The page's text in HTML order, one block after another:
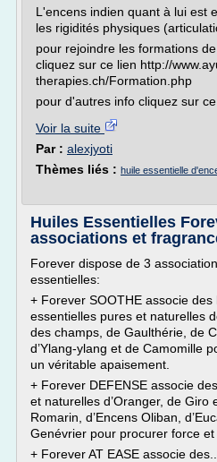
L'encens indien quant à lui est
les rigidités physiques
pour rejoindre les formations
cliquez sur ce lien http://
therapies.ch/Formation.php
pour d'autres info cliquez sur ce
Voir la suite
Par : alexjyoti
Thèmes liés : huile essentielle
Huiles Essentielles
associations et
Forever dispose de 3
essentielles:
+ Forever SOOTHE associe des
essentielles pures et naturelles
des champs, de Gaulthérie, de
d’Ylang-ylang et de Camomille
un véritable apaisement.
+ Forever DEFENSE associe
et naturelles d’Oranger, de Giro
Romarin, d’Encens Oliban,
Genévrier pour procurer force et
+ Forever AT EASE associe des...